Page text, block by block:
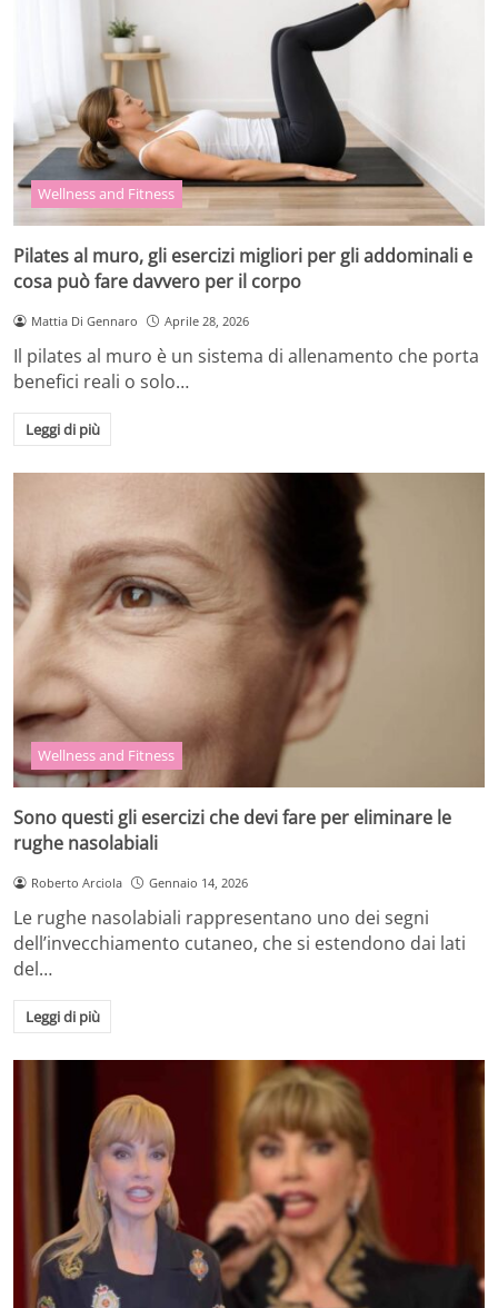
Wellness and Fitness
Pilates al muro, gli esercizi migliori per gli addominali e
cosa può fare davvero per il corpo
Mattia Di Gennaro Aprile 28, 2026
Il pilates al muro è un sistema di allenamento che porta
benefici reali o solo…
Leggi di più
Wellness and Fitness
Sono questi gli esercizi che devi fare per eliminare le
rughe nasolabiali
Roberto Arciola Gennaio 14, 2026
Le rughe nasolabiali rappresentano uno dei segni
dell’invecchiamento cutaneo, che si estendono dai lati
del…
Leggi di più